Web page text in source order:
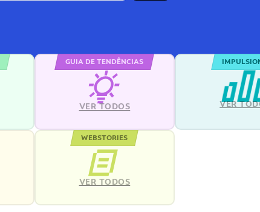
GUIA DE TENDÊNCIAS
VER TODOS VER
WEBSTORIES
VER TODOS